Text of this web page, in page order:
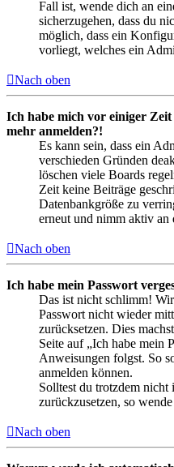
Fall ist, wende dich an
sicherzugehen, dass du
möglich, dass ein
vorliegt, welches ein
Nach oben
Ich habe mich vor einiger
mehr anmelden?!
Es kann sein, dass ein
verschieden Gründen
löschen viele Boards
Zeit keine Beiträge
Datenbankgröße zu
erneut und nimm aktiv an
Nach oben
Ich habe mein Passwort
Das ist nicht schlimm!
Passwort nicht wieder
zurücksetzen. Dies
Seite auf „Ich habe mein
Anweisungen folgst. So
anmelden können.
Solltest du trotzdem nicht
zurückzusetzen, so
Nach oben